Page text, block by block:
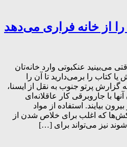
از خانه فراری می‌دهد
می‌بینید عنکبوتی وارد خانه‌تان
کتاب را برمی‌دارید تا آن را
گزارش پرتو جنوب به نقل از ایسنا،
با جاروبرقی کار عاقلانه‌ای
بیایند. استفاده از مواد
که اغلب برای خلاص شدن از
نیز می‌تواند برای […]